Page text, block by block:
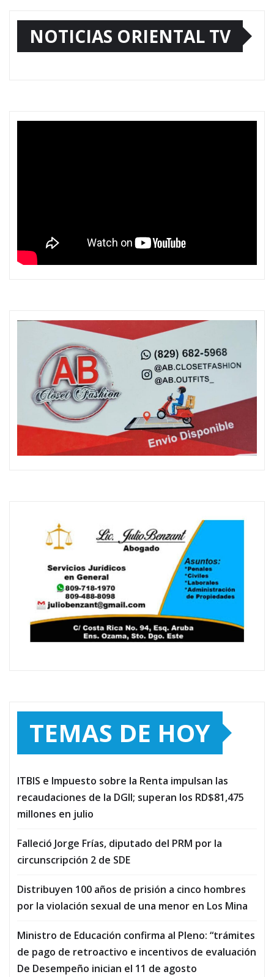
NOTICIAS ORIENTAL TV
TEMAS DE HOY
ITBIS e Impuesto sobre la Renta impulsan las
recaudaciones de la DGII; superan los RD$81,475
millones en julio
Falleció Jorge Frías, diputado del PRM por la
circunscripción 2 de SDE
Distribuyen 100 años de prisión a cinco hombres
por la violación sexual de una menor en Los Mina
Ministro de Educación confirma al Pleno: “trámites
de pago de retroactivo e incentivos de evaluación
De Desempeño inician el 11 de agosto